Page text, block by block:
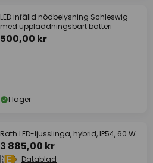
LED infälld nödbelysning Schleswig
med uppladdningsbart batteri
500,00 kr
I lager
Rath LED-ljusslinga, hybrid, IP54, 60 W
3 885,00 kr
Datablad